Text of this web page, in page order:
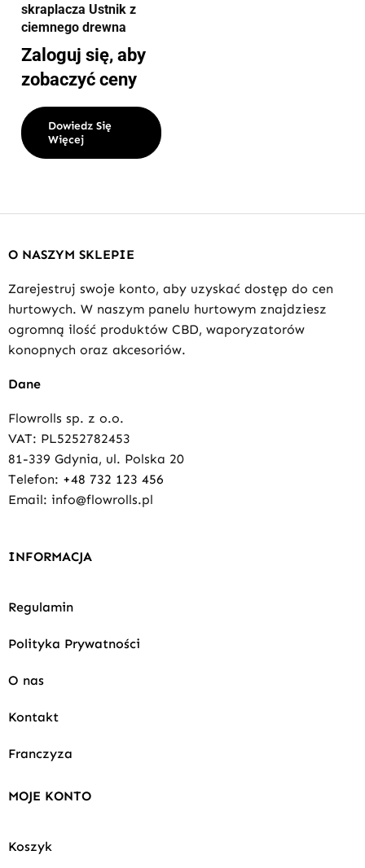
skraplacza Ustnik z
ciemnego drewna
Zaloguj się, aby
zobaczyć ceny
Dowiedz Się
Więcej
O NASZYM SKLEPIE
Zarejestruj swoje konto, aby uzyskać dostęp do cen
hurtowych. W naszym panelu hurtowym znajdziesz
ogromną ilość produktów CBD, waporyzatorów
konopnych oraz akcesoriów.
Dane
Flowrolls sp. z o.o.
VAT: PL5252782453
81-339 Gdynia, ul. Polska 20
Telefon: +48 732 123 456
Email: info@flowrolls.pl
INFORMACJA
Regulamin
Polityka Prywatności
O nas
Kontakt
Franczyza
MOJE KONTO
Koszyk